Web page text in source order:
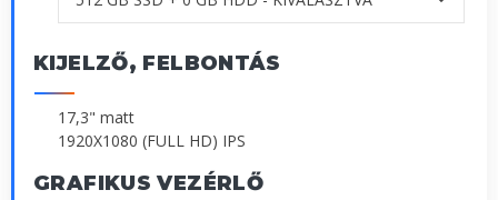
KIJELZŐ, FELBONTÁS
17,3" matt
1920X1080 (FULL HD) IPS
GRAFIKUS VEZÉRLŐ